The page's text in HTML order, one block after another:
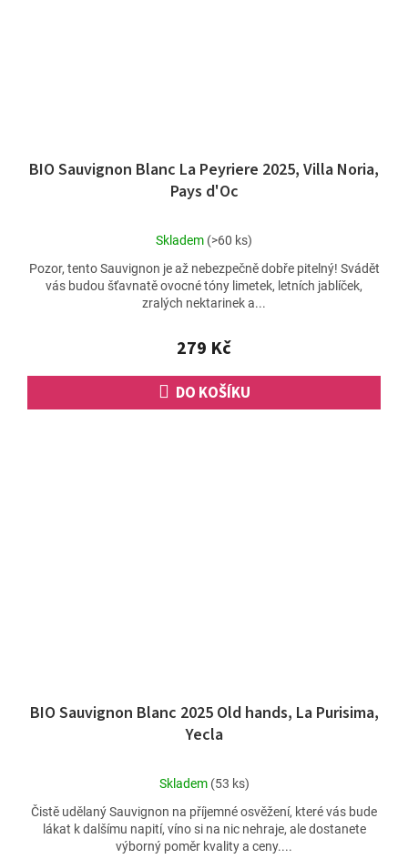
BIO Sauvignon Blanc La Peyriere 2025, Villa Noria,
Pays d'Oc
Průměrné
produktu
je
3,8
5
hvězdiček.
Skladem (>60 ks)
279 Kč
DO KOŠÍKU
Pozor, tento Sauvignon je až nebezpečně dobře pitelný! Svádět
vás budou šťavnatě ovocné tóny limetek, letních jablíček,
zralých nektarinek a...
BIO Sauvignon Blanc 2025 Old hands, La Purisima,
Yecla
Průměrné
produktu
je
5,0
Skladem (53 ks)
Čistě udělaný Sauvignon na příjemné osvěžení, které vás bude
lákat k dalšímu napití, víno si na nic nehraje, ale dostanete
výborný poměr kvality a ceny....